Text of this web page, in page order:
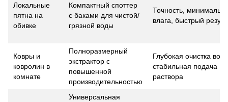
Локальные
пятна на
обивке
Компактный споттер
с баками для чистой/
грязной воды
Точность,
влага, быстрый
Ковры и
ковролин в
комнате
Полноразмерный
экстрактор с
повышенной
производительностью
Глубокая очистка
стабильная подача
раствора
Универсальная